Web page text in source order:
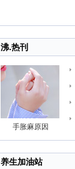
沸.热刊
手胀麻原因
养生加油站